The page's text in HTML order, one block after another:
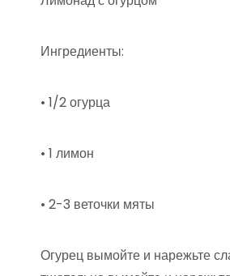
Ингредиенты:
• 1/2 огурца
• 1 лимон
• 2-3 веточки мяты
Огурец вымойте и нарежьте